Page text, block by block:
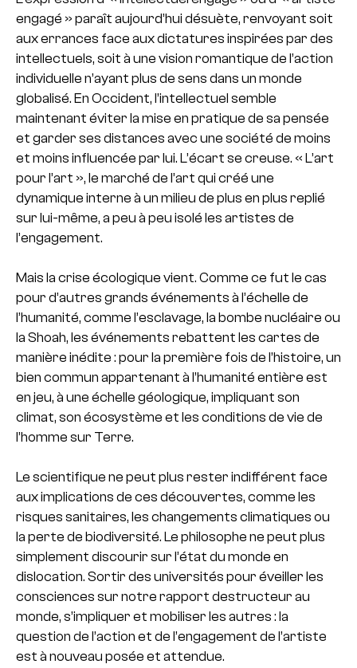
engagé » paraît aujourd’hui désuète, renvoyant soit
aux errances face aux dictatures inspirées par des
intellectuels, soit à une vision romantique de l’action
individuelle n’ayant plus de sens dans un monde
globalisé. En Occident, l’intellectuel semble
maintenant éviter la mise en pratique de sa pensée
et garder ses distances avec une société de moins
et moins influencée par lui. L’écart se creuse. « L’art
pour l’art », le marché de l’art qui créé une
dynamique interne à un milieu de plus en plus replié
sur lui-même, a peu à peu isolé les artistes de
l’engagement.
Mais la crise écologique vient. Comme ce fut le cas
pour d’autres grands événements à l’échelle de
l’humanité, comme l’esclavage, la bombe nucléaire ou
la Shoah, les événements rebattent les cartes de
manière inédite : pour la première fois de l’histoire, un
bien commun appartenant à l’humanité entière est
en jeu, à une échelle géologique, impliquant son
climat, son écosystème et les conditions de vie de
l’homme sur Terre.
Le scientifique ne peut plus rester indifférent face
aux implications de ces découvertes, comme les
risques sanitaires, les changements climatiques ou
la perte de biodiversité. Le philosophe ne peut plus
simplement discourir sur l’état du monde en
dislocation. Sortir des universités pour éveiller les
consciences sur notre rapport destructeur au
monde, s’impliquer et mobiliser les autres : la
question de l’action et de l’engagement de l’artiste
est à nouveau posée et attendue.